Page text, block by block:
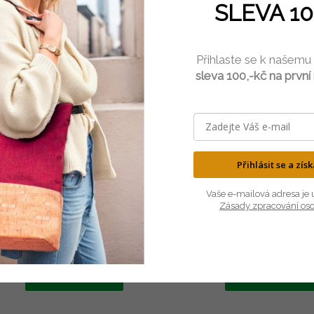
peněženka ADRA hnědá
SKLADEM
736 Kč bez DPH
890 Kč
Korková peněženka
SLEVA
Přihlaste se k
sleva 100,-kč na první
Přihlásit se a
Vaše e-mailová adresa je
Zásady zpracování